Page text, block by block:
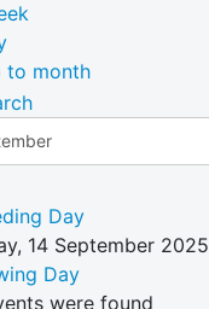
to month
Day
14 September 2025
Day
were found